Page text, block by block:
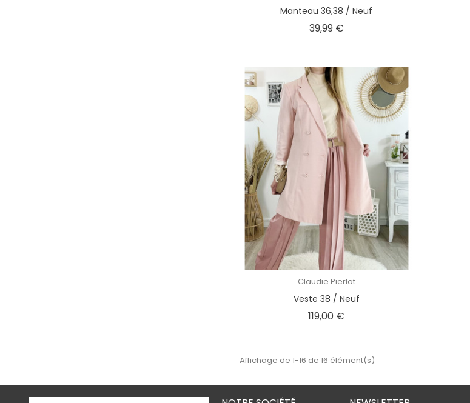
Manteau 36,38 / Neuf
39,99 €Prix
Claudie Pierlot
Veste 38 / Neuf
119,00 €
Affichage de 1-16 de 16 élément(s)